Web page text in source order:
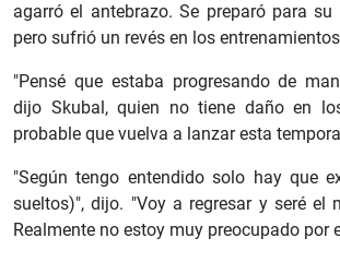
agarró el antebrazo. Se preparó para su
pero sufrió un revés en los
"Pensé que estaba progresando de
dijo Skubal, quien no tiene daño en
probable que vuelva a lanzar esta
"Según tengo entendido solo hay que
sueltos)", dijo. "Voy a regresar y seré el
Realmente no estoy muy preocupado por